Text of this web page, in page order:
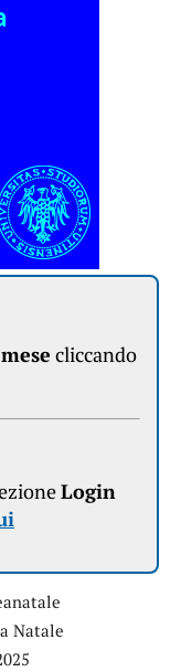
cliccando
Login
Natale